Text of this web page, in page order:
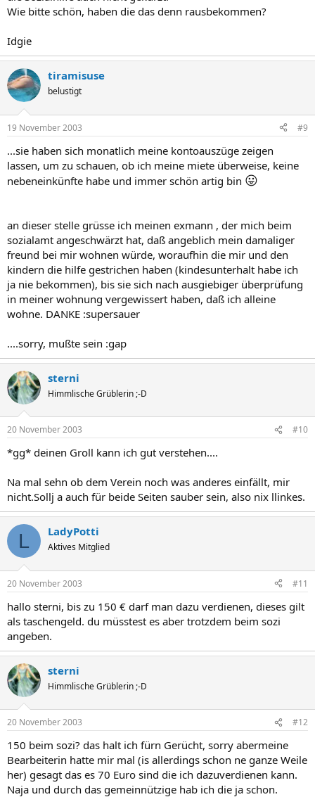
Wie bitte schön, haben die das denn rausbekommen?
Idgie
tiramisuse
belustigt
19 November 2003 #9
...sie haben sich monatlich meine kontoauszüge zeigen
lassen, um zu schauen, ob ich meine miete überweise, keine
nebeneinkünfte habe und immer schön artig bin 😛
an dieser stelle grüsse ich meinen exmann , der mich beim
sozialamt angeschwärzt hat, daß angeblich mein damaliger
freund bei mir wohnen würde, woraufhin die mir und den
kindern die hilfe gestrichen haben (kindesunterhalt habe ich
ja nie bekommen), bis sie sich nach ausgiebiger überprüfung
in meiner wohnung vergewissert haben, daß ich alleine
wohne. DANKE :supersauer
....sorry, mußte sein :gap
sterni
Himmlische Grüblerin ;-D
20 November 2003 #10
*gg* deinen Groll kann ich gut verstehen....
Na mal sehn ob dem Verein noch was anderes einfällt, mir
nicht.Sollj a auch für beide Seiten sauber sein, also nix llinkes.
L LadyPotti
Aktives Mitglied
20 November 2003 #11
hallo sterni, bis zu 150 € darf man dazu verdienen, dieses gilt
als taschengeld. du müsstest es aber trotzdem beim sozi
angeben.
sterni
Himmlische Grüblerin ;-D
20 November 2003 #12
150 beim sozi? das halt ich fürn Gerücht, sorry abermeine
Bearbeiterin hatte mir mal (is allerdings schon ne ganze Weile
her) gesagt das es 70 Euro sind die ich dazuverdienen kann.
Naja und durch das gemeinnützige hab ich die ja schon.